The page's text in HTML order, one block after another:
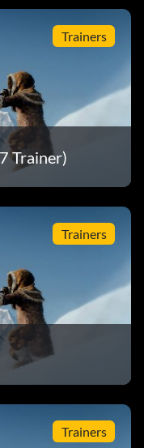
Trainers
Trainer)
Trainers
Trainers